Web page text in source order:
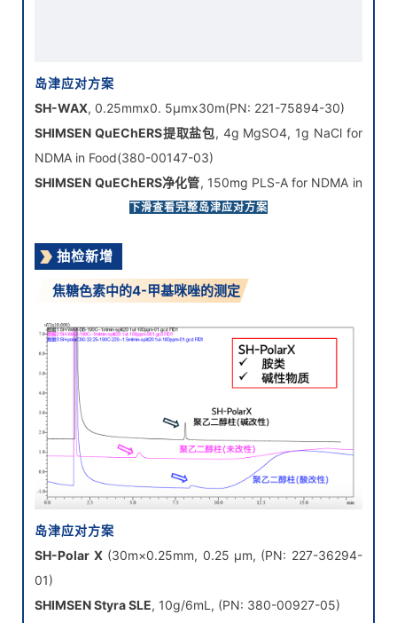
SHIMSEN QuEChERS净化管
Food(380-00147-04,)
SHIMSEN QuEChERS除水管, 1.6g MgSO4, 0.4g NaCl
for NDMA in Food(380-00147-07)
注：PLS-A在净化过程加水的步骤并非必要，上清液亦可直
接上机，无需再次盐析除水，简化前处理步骤。
下滑查看完整岛津应对方案
抽检新增
焦糖色素中的4-甲基咪唑的测定
岛津应对方案
SH-Polar X
(30m×0.25mm, 0.25 μm, (PN: 227-36294-
01)
SHIMSEN Styra SLE, 10g/6mL, (PN: 380-00927-05)
SHIMSEN Arc Disc Hydrophilic PTFE
05)
注：通过优化洗脱液体系可大幅减少溶剂体积，缩短后续的
浓缩时间。
下滑查看完整岛津应对方案